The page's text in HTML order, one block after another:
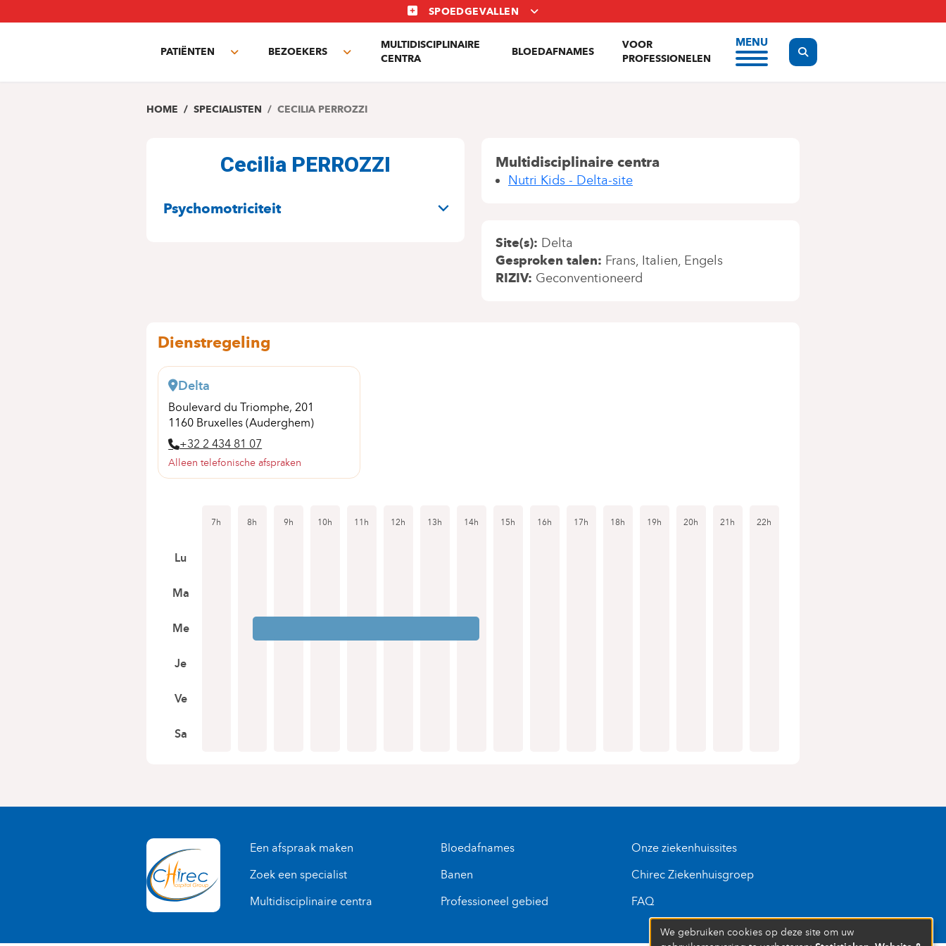
en
SPOEDGEVALLEN
PATIËNTEN
Toggle
BEZOEKERS
Toggle
MULTIDISCIPLINAIRE
CENTRA
BLOEDAFNAMES
VOOR
PROFESSIONELEN
MENU
Display the search form
HOME SPECIALISTEN CECILIA PERROZZI
Cecilia PERROZZI
SPECIALITEITEN
Psychomotriciteit
Multidisciplinaire centra
Nutri Kids - Delta-site
Site(s) Delta
Gesproken talen Frans Italien Engels
RIZIV Geconventioneerd
Dienstregeling
Delta
Boulevard du Triomphe, 201
1160 Bruxelles (Auderghem)
+32 2 434 81 07
Alleen telefonische afspraken
7h 8h 9h 10h 11h 12h 13h 14h 15h 16h 17h 18h 19h 20h 21h 22h
Lu
Ma
Me
Je
Ve
Sa
Een afspraak maken
Zoek een specialist
Multidisciplinaire centra
Bloedafnames
Banen
Professioneel gebied
Onze ziekenhuissites
Chirec Ziekenhuisgroep
FAQ
We gebruiken cookies op deze site om uw